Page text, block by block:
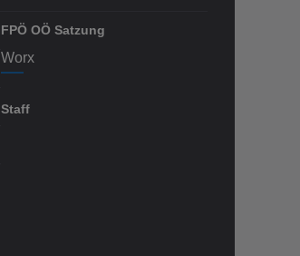
FPÖ OÖ Satzung
Worx
Staff